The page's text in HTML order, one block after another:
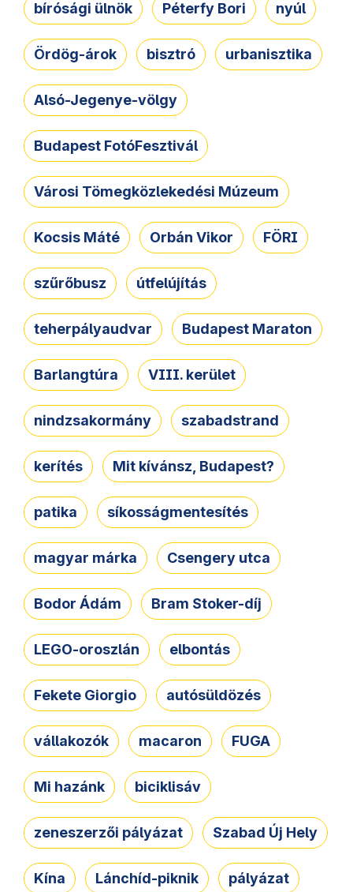
bírósági ülnök Péterfy Bori nyúl
Ördög-árok bisztró urbanisztika
Alsó-Jegenye-völgy
Budapest FotóFesztivál
Városi Tömegközlekedési Múzeum
Kocsis Máté Orbán Vikor FÖRI
szűrőbusz útfelújítás
teherpályaudvar Budapest Maraton
Barlangtúra VIII. kerület
nindzsakormány szabadstrand
kerítés Mit kívánsz, Budapest?
patika síkosságmentesítés
magyar márka Csengery utca
Bodor Ádám Bram Stoker-díj
LEGO-oroszlán elbontás
Fekete Giorgio autósüldözés
vállakozók macaron FUGA
Mi hazánk biciklisáv
zeneszerzői pályázat Szabad Új Hely
Kína Lánchíd-piknik pályázat